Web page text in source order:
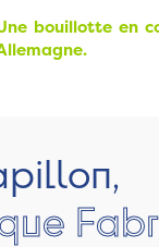
bouillotte en